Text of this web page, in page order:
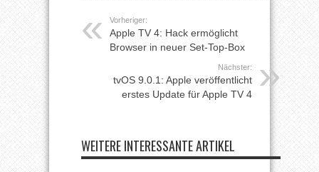
Vorheriger:
Apple TV 4: Hack ermöglicht
Browser in neuer Set-Top-Box
Nächster:
tvOS 9.0.1: Apple veröffentlicht
erstes Update für Apple TV 4
WEITERE INTERESSANTE ARTIKEL